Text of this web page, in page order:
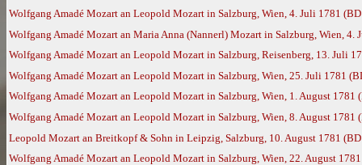
Wolfgang Amadé Mozart an Leopold Mozart in Salzburg, Wien, 4. Juli 1781
Wolfgang Amadé Mozart an Maria Anna (Nannerl) Mozart in Salzburg, Wien, 4.
Wolfgang Amadé Mozart an Leopold Mozart in Salzburg, Reisenberg, 13. Juli
Wolfgang Amadé Mozart an Leopold Mozart in Salzburg, Wien, 25. Juli 1781
Wolfgang Amadé Mozart an Leopold Mozart in Salzburg, Wien, 1. August 1781
Wolfgang Amadé Mozart an Leopold Mozart in Salzburg, Wien, 8. August 1781
Leopold Mozart an Breitkopf & Sohn in Leipzig, Salzburg, 10. August 1781
Wolfgang Amadé Mozart an Leopold Mozart in Salzburg, Wien, 22. August